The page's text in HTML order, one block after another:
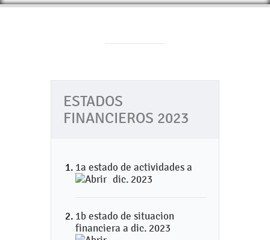
ESTADOS
FINANCIEROS 2023
1a estado de actividades a
dic. 2023
1b estado de situacion
financiera a dic. 2023